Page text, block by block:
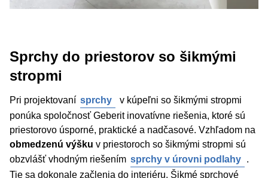
Sprchy do priestorov so šikmými
stropmi
Pri projektovaní sprchy
v kúpeľni so šikmými stropmi
ponúka spoločnosť Geberit inovatívne riešenia, ktoré sú
priestorovo úsporné, praktické a nadčasové. Vzhľadom na
obmedzenú výšku v priestoroch so šikmými stropmi sú
obzvlášť vhodným riešením sprchy v úrovni podlahy .
Tie sa dokonale začlenia do interiéru. Šikmé sprchové